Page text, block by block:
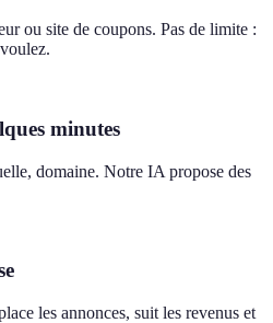
ou site de coupons. Pas de limite :
minutes
domaine. Notre IA propose des
les annonces, suit les revenus et